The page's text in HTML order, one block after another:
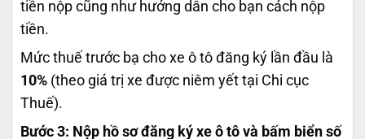
tiền nộp cũng như hướng dẫn cho bạn cách nộp
tiền.
Mức thuế trước bạ cho xe ô tô đăng ký lần đầu là
10% (theo giá trị xe được niêm yết tại Chi cục
Thuế).
Bước 3: Nộp hồ sơ đăng ký xe ô tô và bấm biển số